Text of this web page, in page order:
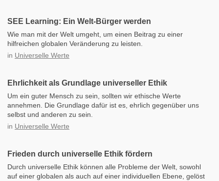
SEE Learning: Ein Welt-Bürger werden
Wie man mit der Welt umgeht, um einen Beitrag zu einer
hilfreichen globalen Veränderung zu leisten.
in Universelle Werte
Ehrlichkeit als Grundlage universeller Ethik
Um ein guter Mensch zu sein, sollten wir ethische Werte
annehmen. Die Grundlage dafür ist es, ehrlich gegenüber uns
selbst und anderen zu sein.
in Universelle Werte
Frieden durch universelle Ethik fördern
Durch universelle Ethik können alle Probleme der Welt, sowohl
auf einer globalen als auch auf einer individuellen Ebene, gelöst